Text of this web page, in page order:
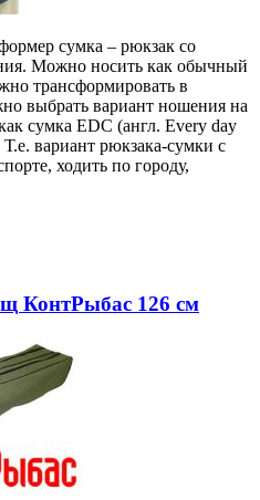
сумка – рюкзак со
Можно носить как обычный
трансформировать в
выбрать вариант ношения на
сумка EDC (англ. Every day
вариант рюкзака-сумки с
ходить по городу,
КонтРыбас 126 см